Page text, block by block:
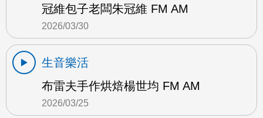
冠維包子老闆朱冠維 FM AM
2026/03/30
生音樂活
布雷夫手作烘焙楊世均 FM AM
2026/03/25